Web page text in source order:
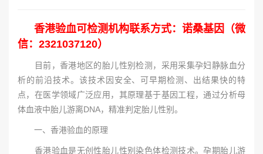
香港验血可检测机构联系方式：诺桑基因（微
信：2321037120）
目前，香港地区的胎儿性别检测，采用采集孕妇静脉血分
析的前沿技术。该技术因安全、可早期检测、出结果快的特
点，在医学领域广泛应用，其原理基于基因工程，通过分析母
体血液中胎儿游离DNA，精准判定胎儿性别。
一、香港验血的原理
香港验血是无创性胎儿性别染色体检测技术。孕期胎儿游